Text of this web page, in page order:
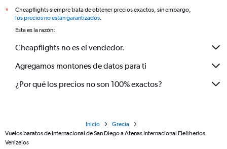
*
Cheapflights siempre trata de obtener precios exactos, sin embargo,
los precios no están garantizados.
Esta es la razón:
Cheapflights no es el vendedor.
Agregamos montones de datos para ti
¿Por qué los precios no son 100% exactos?
Inicio
Grecia
Vuelos baratos de Internacional de San Diego a Atenas Internacional Eleftherios
Venizelos